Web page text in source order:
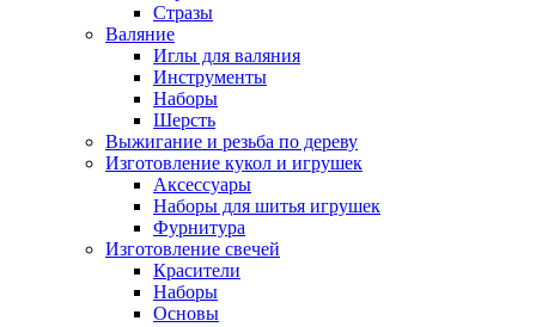
Стразы
Валяние
Иглы для валяния
Инструменты
Наборы
Шерсть
Выжигание и резьба по дереву
Изготовление кукол и игрушек
Аксессуары
Наборы для шитья игрушек
Фурнитура
Изготовление свечей
Красители
Наборы
Основы